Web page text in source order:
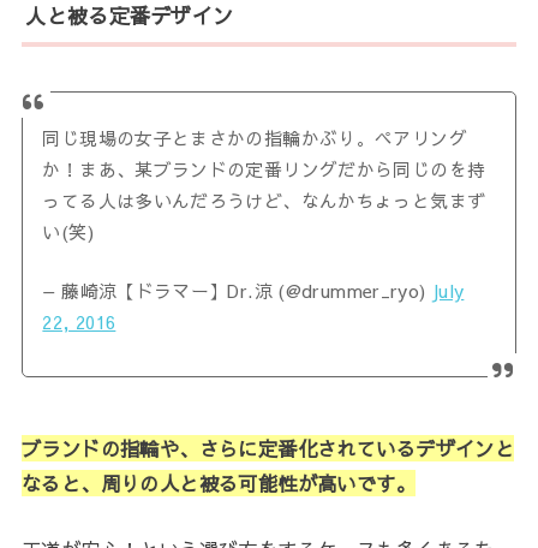
人と被る定番デザイン
同じ現場の女子とまさかの指輪かぶり。ペアリング
か！まあ、某ブランドの定番リングだから同じのを持
ってる人は多いんだろうけど、なんかちょっと気まず
い(笑)
— 藤崎涼【ドラマー】Dr.涼 (@drummer_ryo) July
22, 2016
ブランドの指輪や、さらに定番化されているデザインと
なると、周りの人と被る可能性が高いです。